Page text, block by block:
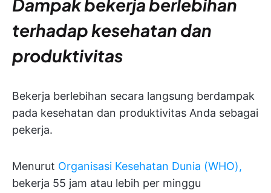
Dampak bekerja berlebihan
terhadap kesehatan dan
produktivitas
Bekerja berlebihan secara langsung berdampak
pada kesehatan dan produktivitas Anda sebagai
pekerja.
Menurut Organisasi Kesehatan Dunia (WHO),
bekerja 55 jam atau lebih per minggu